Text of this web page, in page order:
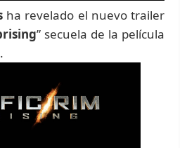
ha revelado el nuevo trailer
” secuela de la película
.